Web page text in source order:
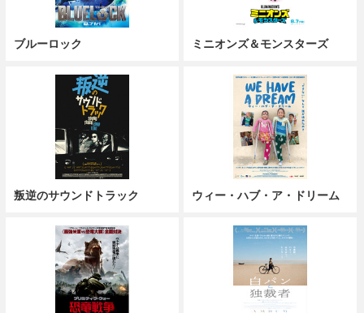
ブルーロック ミニオンズ＆モンスターズ
叛逆のサウンドトラック ウィー・ハブ・ア・ドリーム